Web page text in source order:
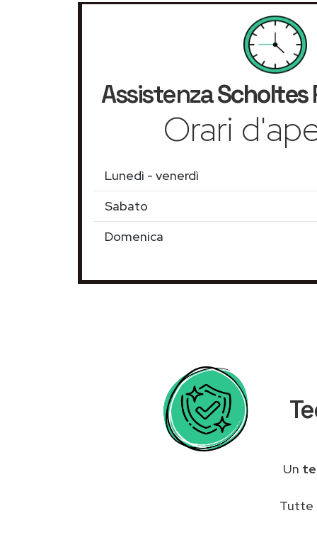
AssistenzaScholtes
Orari
Lunedì - venerdì
Sabato
Domenica
Un
Tutte